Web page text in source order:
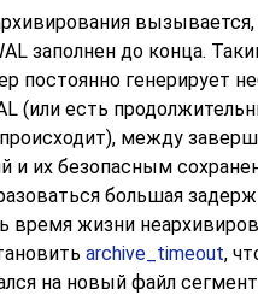
вызывается,
заполнен до конца.
постоянно генерирует
(или есть
происходит), между
и их безопасным
большая
время жизни
archive_timeout,
на новый файл